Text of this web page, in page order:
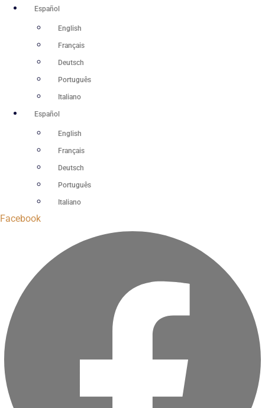
contenido
Español
English
Français
Deutsch
Português
Italiano
Español
English
Français
Deutsch
Português
Italiano
Facebook